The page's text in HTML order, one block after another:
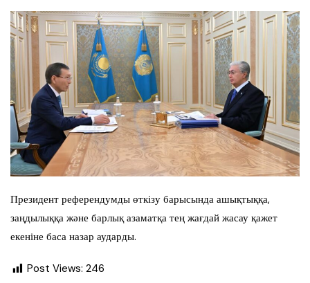
Президент референдумды өткізу барысында ашықтыққа,
заңдылыққа және барлық азаматқа тең жағдай жасау қажет
екеніне баса назар аударды.
Post Views: 246